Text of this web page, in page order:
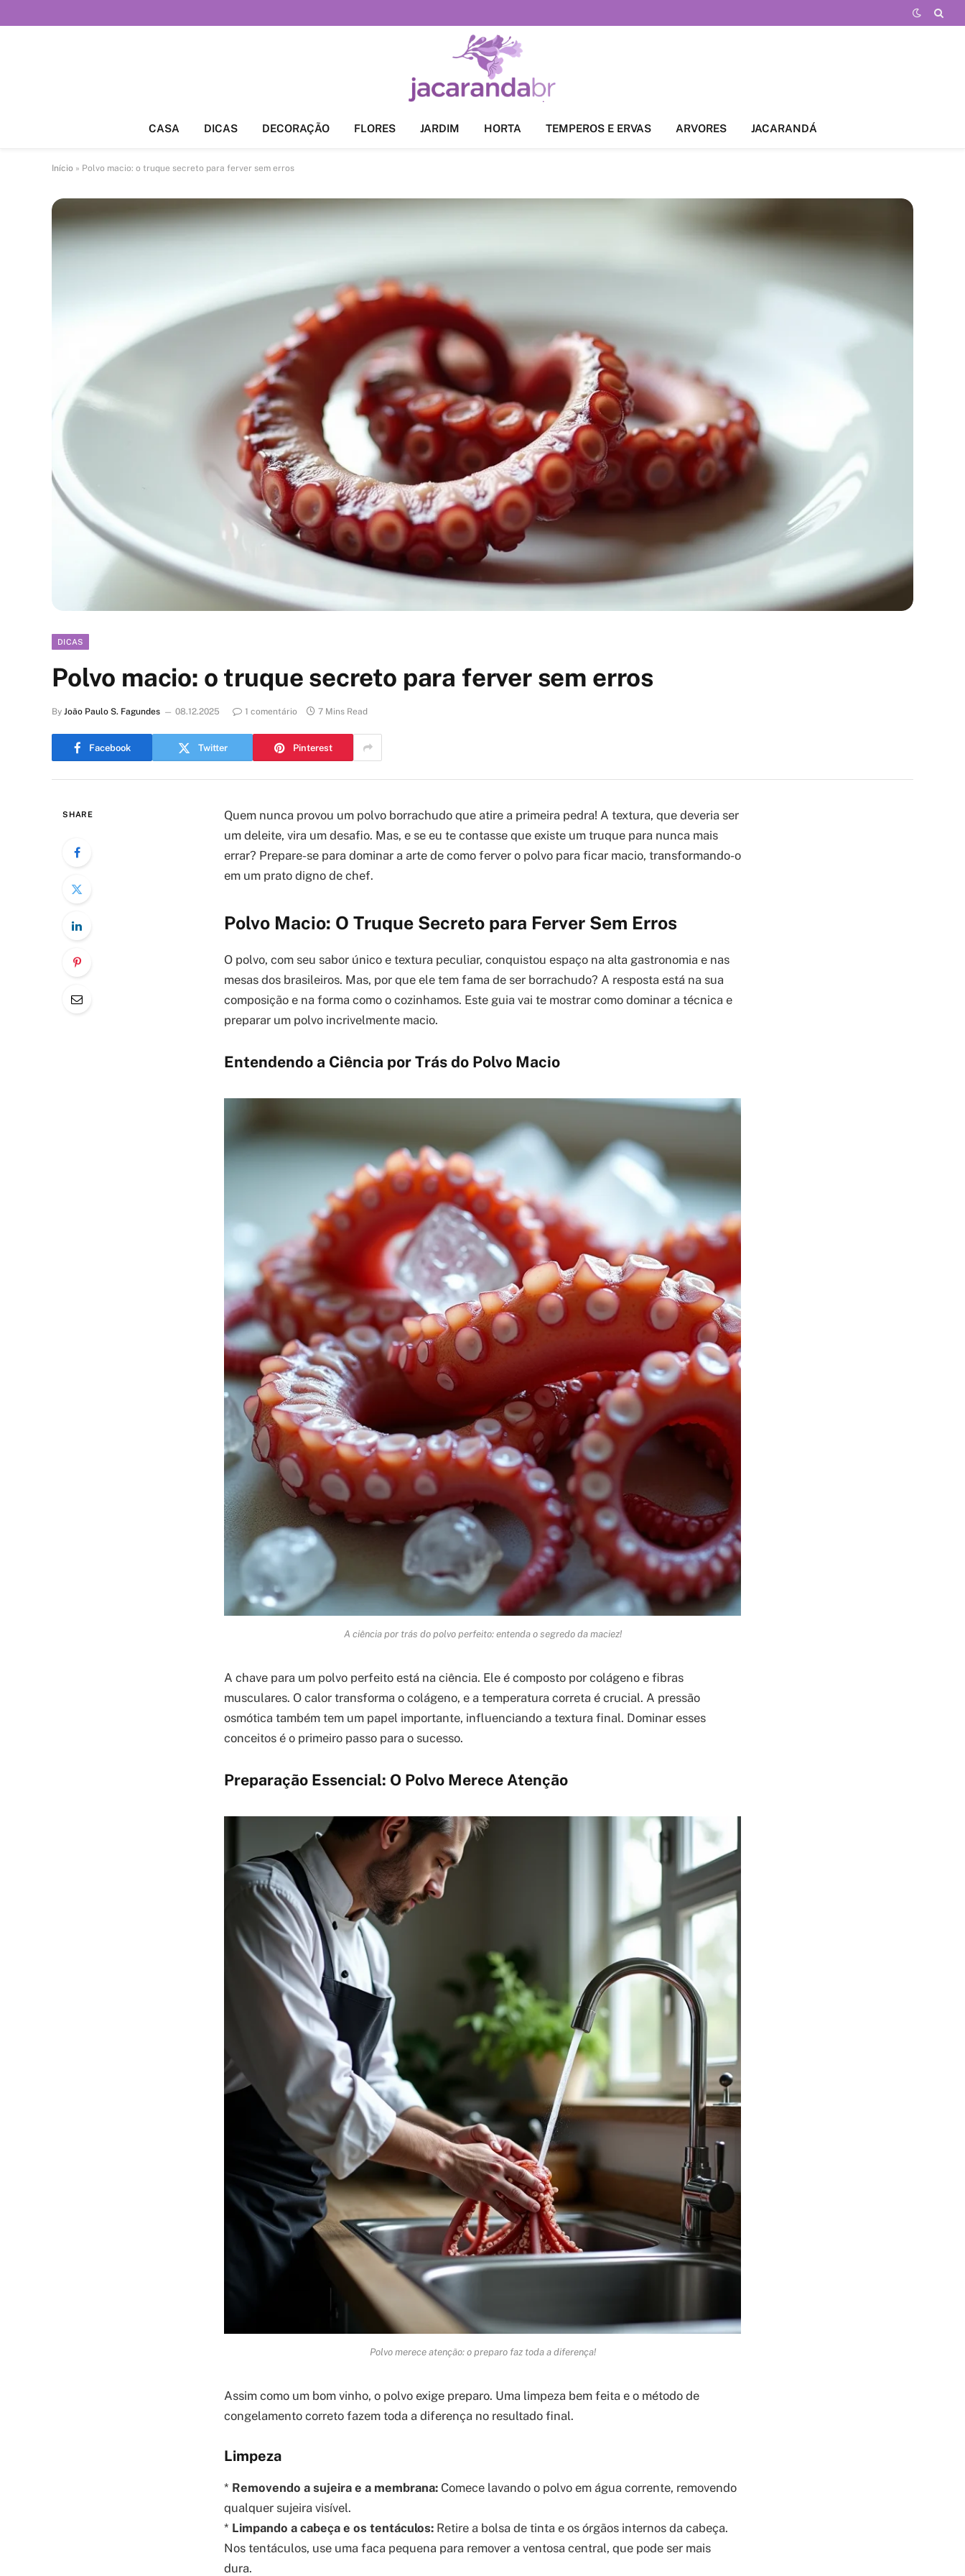
CASA DICAS DECORAÇÃO FLORES JARDIM HORTA TEMPEROS E ERVAS ARVORES JACARANDÁ
Início » Polvo macio: o truque secreto para ferver sem erros
DICAS
Polvo macio: o truque secreto para ferver sem erros
By João Paulo S. Fagundes 08.12.2025 1 comentário 7 Mins Read
Facebook Twitter Pinterest
SHARE
Quem nunca provou um polvo borrachudo que atire a primeira pedra! A textura, que deveria ser
um deleite, vira um desafio. Mas, e se eu te contasse que existe um truque para nunca mais
errar? Prepare-se para dominar a arte de como ferver o polvo para ficar macio, transformando-o
em um prato digno de chef.
Polvo Macio: O Truque Secreto para Ferver Sem Erros
O polvo, com seu sabor único e textura peculiar, conquistou espaço na alta gastronomia e nas
mesas dos brasileiros. Mas, por que ele tem fama de ser borrachudo? A resposta está na sua
composição e na forma como o cozinhamos. Este guia vai te mostrar como dominar a técnica e
preparar um polvo incrivelmente macio.
Entendendo a Ciência por Trás do Polvo Macio
A ciência por trás do polvo perfeito: entenda o segredo da maciez!
A chave para um polvo perfeito está na ciência. Ele é composto por colágeno e fibras
musculares. O calor transforma o colágeno, e a temperatura correta é crucial. A pressão
osmótica também tem um papel importante, influenciando a textura final. Dominar esses
conceitos é o primeiro passo para o sucesso.
Preparação Essencial: O Polvo Merece Atenção
Polvo merece atenção: o preparo faz toda a diferença!
Assim como um bom vinho, o polvo exige preparo. Uma limpeza bem feita e o método de
congelamento correto fazem toda a diferença no resultado final.
Limpeza
* Removendo a sujeira e a membrana: Comece lavando o polvo em água corrente, removendo
qualquer sujeira visível.
* Limpando a cabeça e os tentáculos: Retire a bolsa de tinta e os órgãos internos da cabeça.
Nos tentáculos, use uma faca pequena para remover a ventosa central, que pode ser mais
dura.